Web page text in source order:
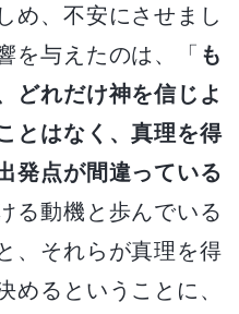
め、不安にさせまし
を与えたのは、「 も
どれだけ神を信じよ
とはなく、真理を得
発点が間違っている
る動機と歩んでいる
、それらが真理を得
めるということに、